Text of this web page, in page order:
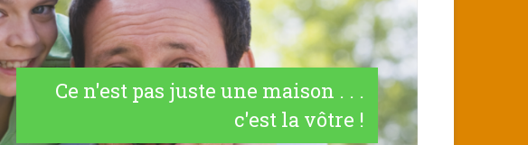
Ce n'est pas juste une maison . . .
c'est la vôtre !